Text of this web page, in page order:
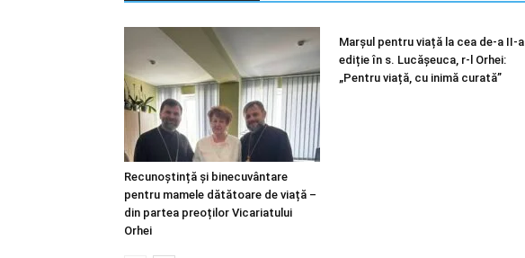
Recunoștință și binecuvântare
pentru mamele dătătoare de viață –
din partea preoților Vicariatului
Orhei
Marșul pentru viață la cea de-a II-a
ediție în s. Lucășeuca, r-l Orhei:
„Pentru viață, cu inimă curată”